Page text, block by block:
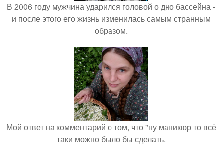
В 2006 году мужчина ударился головой о дно бассейна -
и после этого его жизнь изменилась самым странным
образом.
Мой ответ на комментарий о том, что "ну маникюр то всё
таки можно было бы сделать.